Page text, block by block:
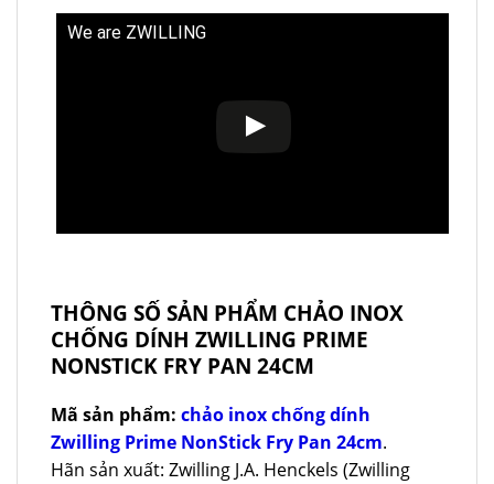
We are ZWILLING
THÔNG SỐ SẢN PHẨM CHẢO INOX
CHỐNG DÍNH ZWILLING PRIME
NONSTICK FRY PAN 24CM
Mã sản phẩm: chảo inox chống dính
Zwilling Prime NonStick Fry Pan 24cm.
Hãn sản xuất: Zwilling J.A. Henckels (Zwilling